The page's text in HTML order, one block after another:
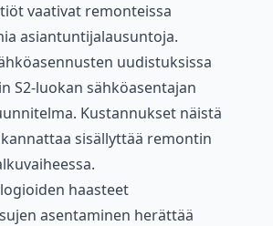
vaativat remonteissa
asiantuntijalausuntoja.
uudistuksissa
S2-luokan sähköasentajan
Kustannukset näistä
sisällyttää remontin
haasteet
asentaminen herättää